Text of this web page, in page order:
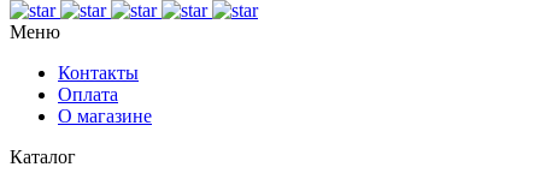
Меню
Контакты
Оплата
О магазине
Каталог